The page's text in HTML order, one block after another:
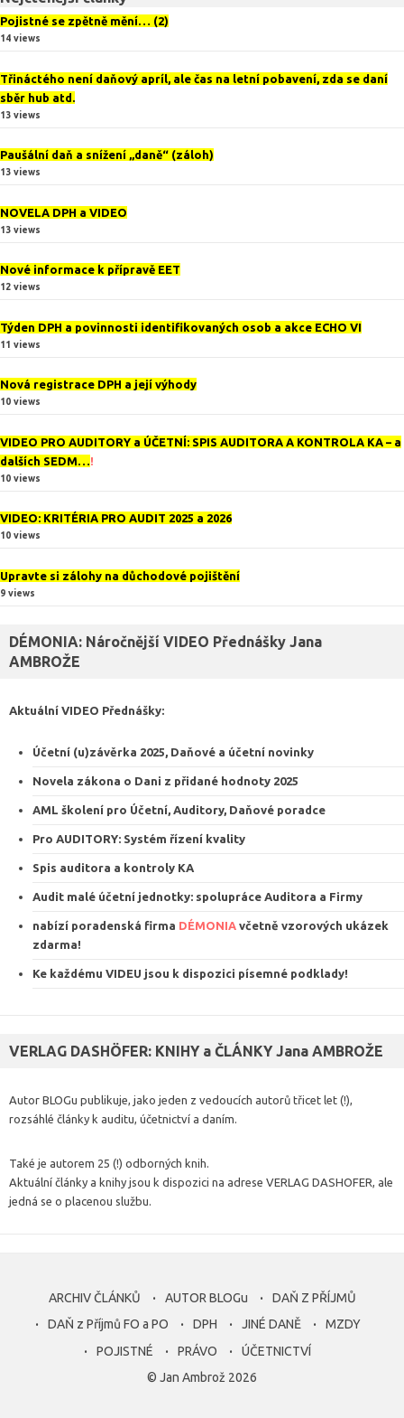
Pojistné se zpětně mění… (2)
14 views
Třináctého není daňový apríl, ale čas na letní pobavení, zda se daní
sběr hub atd.
13 views
Paušální daň a snížení „daně“ (záloh)
13 views
NOVELA DPH a VIDEO
13 views
Nové informace k přípravě EET
12 views
Týden DPH a povinnosti identifikovaných osob a akce ECHO VI
11 views
Nová registrace DPH a její výhody
10 views
VIDEO PRO AUDITORY a ÚČETNÍ: SPIS AUDITORA A KONTROLA KA – a
dalších SEDM… !
10 views
VIDEO: KRITÉRIA PRO AUDIT 2025 a 2026
10 views
Upravte si zálohy na důchodové pojištění
9 views
DÉMONIA: Náročnější VIDEO Přednášky Jana
AMBROŽE
Aktuální VIDEO Přednášky:
Účetní (u)závěrka 2025, Daňové a účetní novinky
Novela zákona o Dani z přidané hodnoty 2025
AML školení pro Účetní, Auditory, Daňové poradce
Pro AUDITORY: Systém řízení kvality
Spis auditora a kontroly KA
Audit malé účetní jednotky: spolupráce Auditora a Firmy
nabízí poradenská firma DÉMONIA včetně vzorových ukázek
zdarma!
Ke každému VIDEU jsou k dispozici písemné podklady!
VERLAG DASHÖFER: KNIHY a ČLÁNKY Jana AMBROŽE
Autor BLOGu publikuje, jako jeden z vedoucích autorů třicet let (!),
rozsáhlé články k auditu, účetnictví a daním.
Také je autorem 25 (!) odborných knih.
Aktuální články a knihy jsou k dispozici na adrese VERLAG DASHOFER, ale
jedná se o placenou službu.
ARCHIV ČLÁNKŮ AUTOR BLOGu
DAŇ Z PŘÍJMŮ
DAŇ z Příjmů FO a PO
DPH JINÉ DANĚ
MZDY
POJISTNÉ
PRÁVO
ÚČETNICTVÍ
© Jan Ambrož 2026